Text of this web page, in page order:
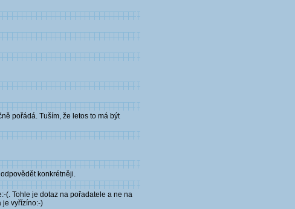
pořádá. Tuším, že letos to má být
konkrétněji.
(. Tohle je dotaz na pořadatele a ne na
je vyřízíno:-)